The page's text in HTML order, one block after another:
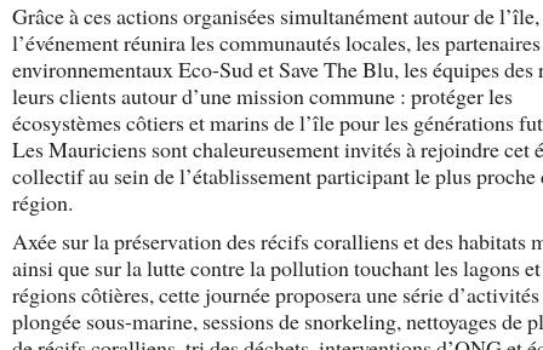
Grâce à ces actions organisées simultanément autour de l’île,
l’événement réunira les communautés locales, les partenaires
environnementaux Eco-Sud et Save The Blu, les équipes des
leurs clients autour d’une mission commune : protéger les
écosystèmes côtiers et marins de l’île pour les générations
Les Mauriciens sont chaleureusement invités à rejoindre cet
collectif au sein de l’établissement participant le plus proche
région.
Axée sur la préservation des récifs coralliens et des habitats
ainsi que sur la lutte contre la pollution touchant les lagons
régions côtières, cette journée proposera une série
plongée sous-marine, sessions de snorkeling, nettoyages de